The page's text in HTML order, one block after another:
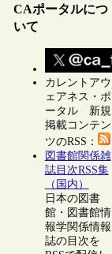
CAポータルにつ
いて
カレントアウ
ェアネス・ポ
ータル 新規
掲載コンテン
ツのRSS：
図書館関係雑
誌目次RSS集
（国内）
日本の図書
館・図書館情
報学関係情報
誌の目次を